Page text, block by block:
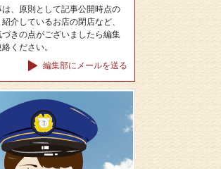
は、原則として記事公開時点の
介しているお店の閉店など、
きの点がございましたら編集
ください。
編集部にメールを送る